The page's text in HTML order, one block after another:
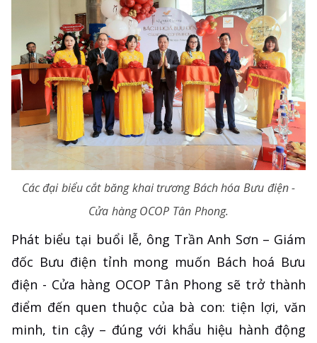
Các đại biểu cắt băng khai trương Bách hóa Bưu điện -
Cửa hàng OCOP Tân Phong.
Phát biểu tại buổi lễ, ông Trần Anh Sơn – Giám
đốc Bưu điện tỉnh mong muốn Bách hoá Bưu
điện - Cửa hàng OCOP Tân Phong sẽ trở thành
điểm đến quen thuộc của bà con: tiện lợi, văn
minh, tin cậy – đúng với khẩu hiệu hành động